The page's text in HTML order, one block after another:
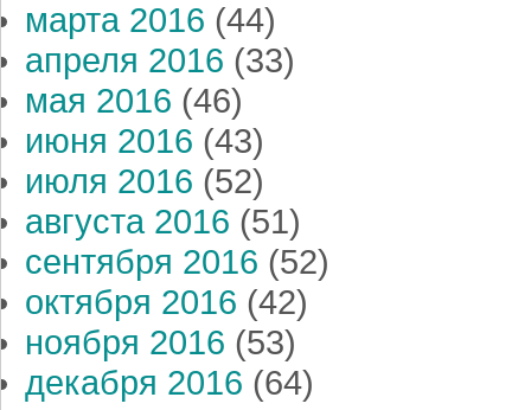
марта 2016 (44)
апреля 2016 (33)
мая 2016 (46)
июня 2016 (43)
июля 2016 (52)
августа 2016 (51)
сентября 2016 (52)
октября 2016 (42)
ноября 2016 (53)
декабря 2016 (64)